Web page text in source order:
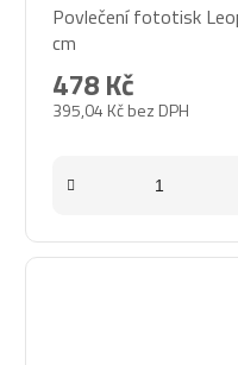
Povlečení fototisk
cm
395,04 Kč bez DPH
478 Kč